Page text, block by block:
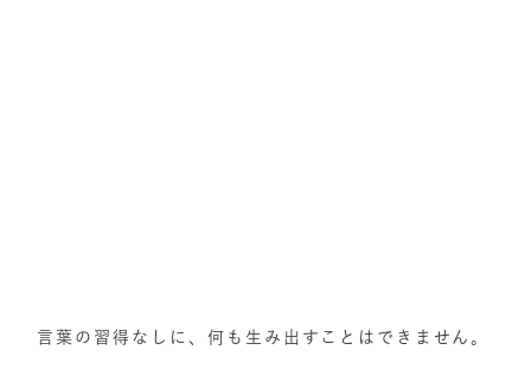
言葉の習得なしに、何も生み出すことはできません。